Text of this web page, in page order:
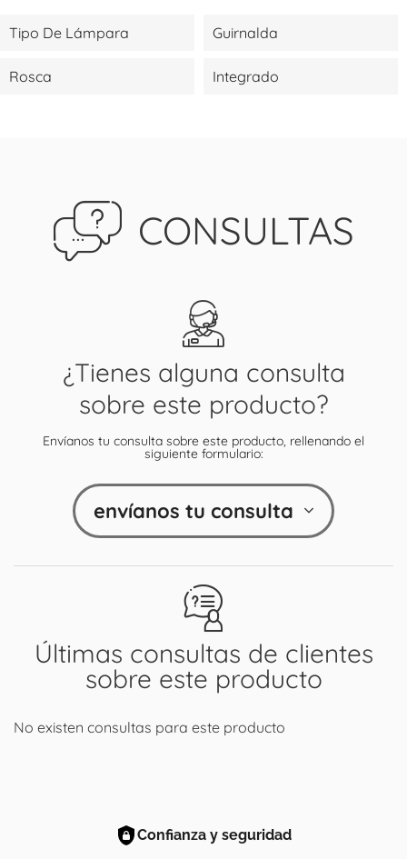
Tipo De Lámpara Guirnalda
Rosca Integrado
CONSULTAS
Últimas consultas de clientes
sobre este producto
No existen consultas para este producto
¿Tienes alguna consulta
sobre este producto?
Envíanos tu consulta sobre este producto, rellenando el
siguiente formulario:
envíanos tu consulta
Confianza y seguridad